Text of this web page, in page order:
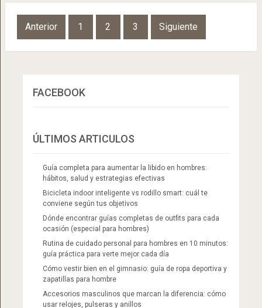
Navegación
de
Anterior 1 2 3 Siguiente
FACEBOOK
ÚLTIMOS ARTICULOS
Guía completa para aumentar la libido en hombres:
hábitos, salud y estrategias efectivas
Bicicleta indoor inteligente vs rodillo smart: cuál te
conviene según tus objetivos
Dónde encontrar guías completas de outfits para cada
ocasión (especial para hombres)
Rutina de cuidado personal para hombres en 10 minutos:
guía práctica para verte mejor cada día
Cómo vestir bien en el gimnasio: guía de ropa deportiva y
zapatillas para hombre
Accesorios masculinos que marcan la diferencia: cómo
usar relojes, pulseras y anillos